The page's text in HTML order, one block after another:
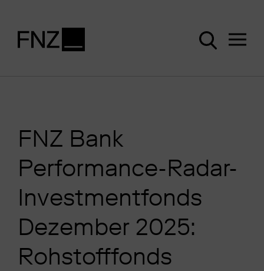
FNZ Bank
Performance-Radar-
Investmentfonds
Dezember 2025:
Rohstofffonds